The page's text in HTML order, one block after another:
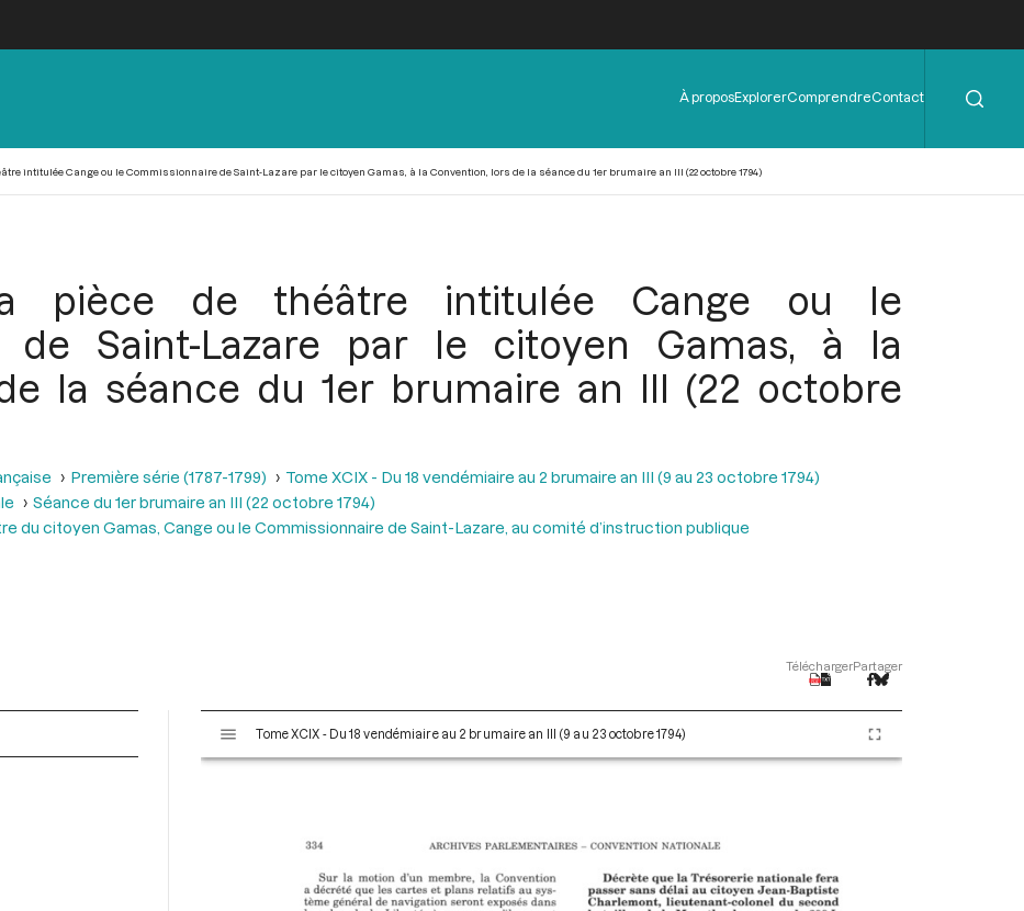
Menu
de
À proposExplorerComprendreContact
intitulée Cange ou le Commissionnaire de Saint-Lazare par le citoyen Gamas, à la Convention, lors de la séance du 1er brumaire an III (22 octobre 1794)
pièce de théâtre intitulée Cange ou le
de Saint-Lazare par le citoyen Gamas, à la
la séance du 1er brumaire an III (22 octobre
Première série (1787-1799)
Tome XCIX - Du 18 vendémiaire au 2 brumaire an III (9 au 23 octobre 1794)
Séance du 1er brumaire an III (22 octobre 1794)
du citoyen Gamas, Cange ou le Commissionnaire de Saint-Lazare, au comité d’instruction publique
TéléchargerPartager
s
Tome XCIX - Du 18 vendémiaire au 2 brumaire an III (9 au 23 octobre 1794)